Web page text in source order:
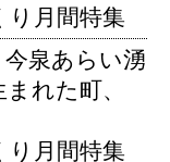
り月間特集
今泉あらい湧
れた町、
り月間特集